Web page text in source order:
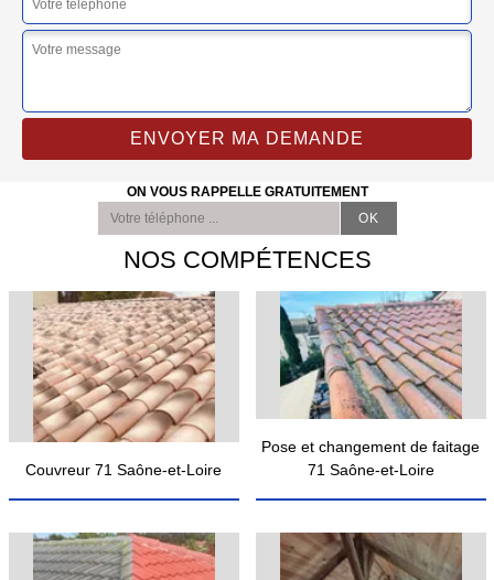
ON VOUS RAPPELLE GRATUITEMENT
NOS COMPÉTENCES
Couvreur 71 Saône-et-Loire
Pose et changement de faitage
71 Saône-et-Loire